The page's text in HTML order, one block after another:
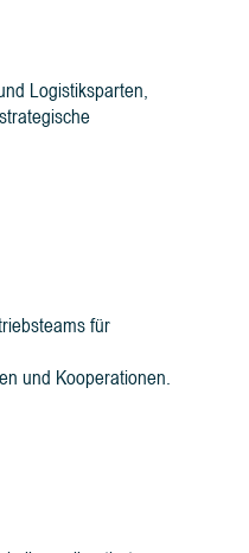
Logistiksparten,
für
und Kooperationen.